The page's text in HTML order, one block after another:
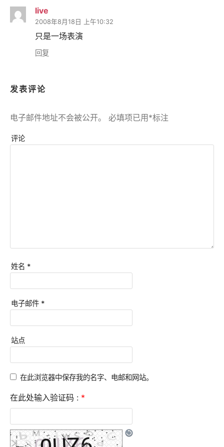
live
2008年8月18日 上午10:32
只是一场表演
回复
发表评论
电子邮件地址不会被公开。 必填项已用 *标注
评论
姓名 *
电子邮件 *
站点
在此浏览器中保存我的名字、电邮和网站。
在此处输入验证码 : *